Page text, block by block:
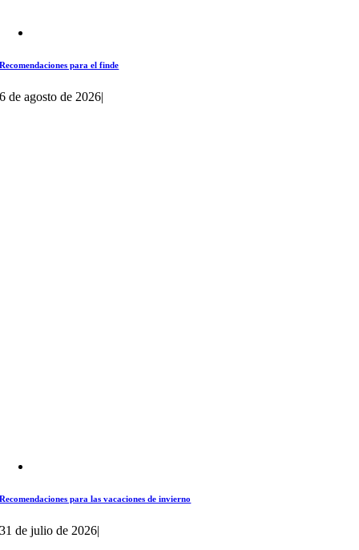
Recomendaciones para el finde
6 de agosto de 2026|
Recomendaciones para las vacaciones de invierno
31 de julio de 2026|